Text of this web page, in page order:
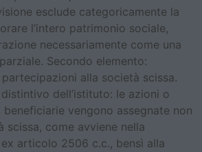
esclude categoricamente la
l’intero patrimonio sociale,
necessariamente come una
Secondo elemento:
partecipazioni alla società scissa.
dell’istituto: le azioni o
vengono assegnate non
scissa, come avviene nella
articolo 2506 c.c., bensì alla